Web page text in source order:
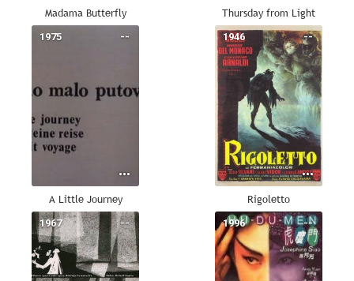
Madama Butterfly Thursday from Light
--
1975
A Little Journey
--
1946
Rigoletto
--
1967 --
1996